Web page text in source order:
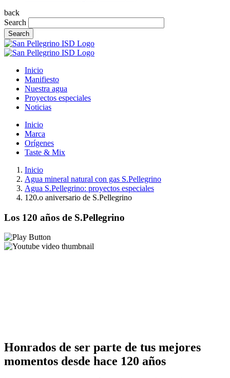
back
Search
Search
Inicio
Manifiesto
Nuestra agua
Proyectos especiales
Noticias
Inicio
Marca
Orígenes
Taste & Mix
Inicio
Agua mineral natural con gas S.Pellegrino
Agua S.Pellegrino: proyectos especiales
120.o aniversario de S.Pellegrino
Los 120 años de S.Pellegrino
Honrados de ser parte de tus mejores
momentos desde hace 120 años